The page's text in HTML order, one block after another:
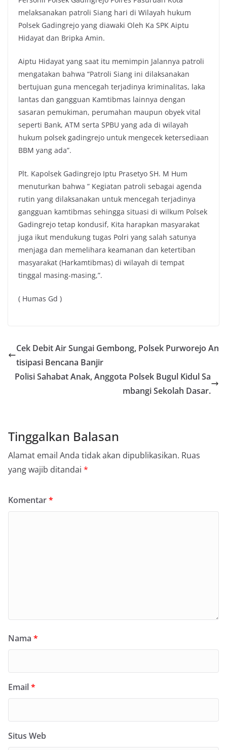
melaksanakan patroli Siang hari di Wilayah hukum
Polsek Gadingrejo yang diawaki Oleh Ka SPK Aiptu
Hidayat dan Bripka Amin.
Aiptu Hidayat yang saat itu memimpin Jalannya patroli
mengatakan bahwa “Patroli Siang ini dilaksanakan
bertujuan guna mencegah terjadinya kriminalitas, laka
lantas dan gangguan Kamtibmas lainnya dengan
sasaran pemukiman, perumahan maupun obyek vital
seperti Bank, ATM serta SPBU yang ada di wilayah
hukum polsek gadingrejo untuk mengecek ketersediaan
BBM yang ada”.
Plt. Kapolsek Gadingrejo Iptu Prasetyo SH. M Hum
menuturkan bahwa ” Kegiatan patroli sebagai agenda
rutin yang dilaksanakan untuk mencegah terjadinya
gangguan kamtibmas sehingga situasi di wilkum Polsek
Gadingrejo tetap kondusif, Kita harapkan masyarakat
juga ikut mendukung tugas Polri yang salah satunya
menjaga dan memelihara keamanan dan ketertiban
masyarakat (Harkamtibmas) di wilayah di tempat
tinggal masing-masing,”.
( Humas Gd )
Cek Debit Air Sungai Gembong, Polsek Purworejo An
tisipasi Bencana Banjir
Polisi Sahabat Anak, Anggota Polsek Bugul Kidul Sa
mbangi Sekolah Dasar.
Tinggalkan Balasan
Alamat email Anda tidak akan dipublikasikan. Ruas
yang wajib ditandai *
Komentar*
Nama *
Email*
Situs Web